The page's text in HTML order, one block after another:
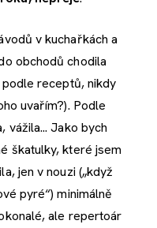
v kuchařkách a
obchodů chodila
receptů, nikdy
uvařím?). Podle
Jako bych
škatulky, které jsem
jen v nouzi („když
pyré“) minimálně
ale repertoár